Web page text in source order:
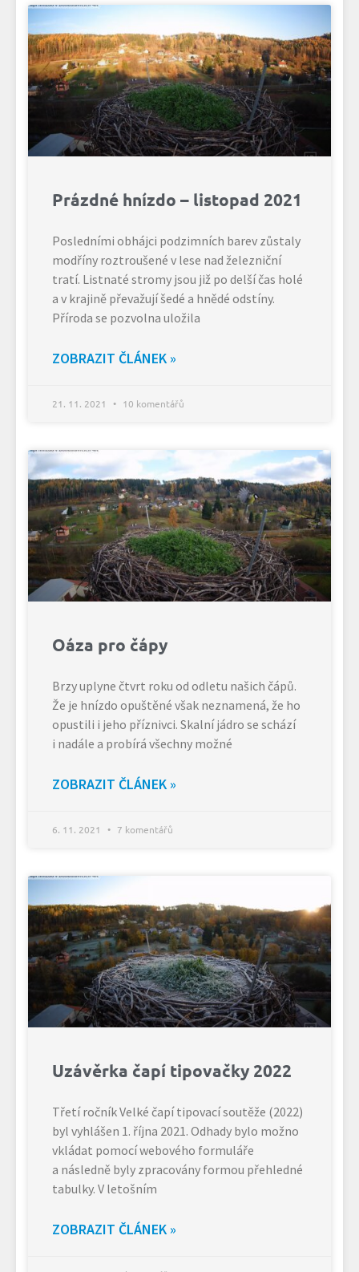
Prázdné hnízdo – listopad 2021
Posledními obhájci podzimních barev zůstaly
modříny roztroušené v lese nad železniční
tratí. Listnaté stromy jsou již po delší čas holé
a v krajině převažují šedé a hnědé odstíny.
Příroda se pozvolna uložila
ZOBRAZIT ČLÁNEK »
21. 11. 2021 10 komentářů
Oáza pro čápy
Brzy uplyne čtvrt roku od odletu našich čápů.
Že je hnízdo opuštěné však neznamená, že ho
opustili i jeho příznivci. Skalní jádro se schází
i nadále a probírá všechny možné
ZOBRAZIT ČLÁNEK »
6. 11. 2021 7 komentářů
Uzávěrka čapí tipovačky 2022
Třetí ročník Velké čapí tipovací soutěže (2022)
byl vyhlášen 1. října 2021. Odhady bylo možno
vkládat pomocí webového formuláře
a následně byly zpracovány formou přehledné
tabulky. V letošním
ZOBRAZIT ČLÁNEK »